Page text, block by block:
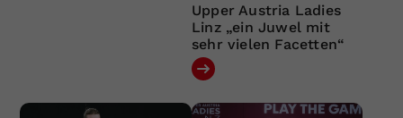
Upper Austria Ladies
Linz „ein Juwel mit
sehr vielen Facetten“